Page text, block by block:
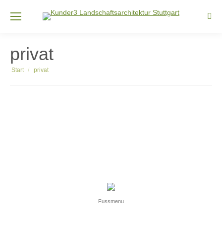
privat
Sie befinden sich hier:
Start privat
Fussmenu